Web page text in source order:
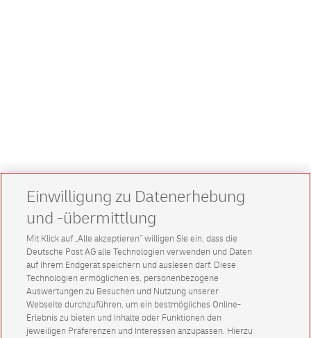
Einwilligung zu Datenerhebung
und -übermittlung
Mit Klick auf „Alle akzeptieren” willigen Sie ein, dass die
Deutsche Post AG alle Technologien verwenden und Daten
auf Ihrem Endgerät speichern und auslesen darf. Diese
Technologien ermöglichen es, personenbezogene
Auswertungen zu Besuchen und Nutzung unserer
Webseite durchzuführen, um ein bestmögliches Online-
Erlebnis zu bieten und Inhalte oder Funktionen den
jeweiligen Präferenzen und Interessen anzupassen. Hierzu